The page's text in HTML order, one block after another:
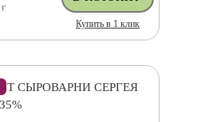
г
Купить в 1 клик
СЫРОВАРНИ СЕРГЕЯ